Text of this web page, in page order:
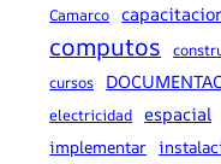
Camarco
computos
cursos
electricidad espacial
implementar